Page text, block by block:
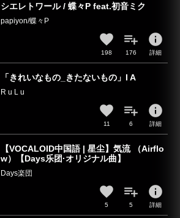
シエレトワール / 蝶々P feat.初音ミク
papiyon/蝶々P
198 176
info
詳細
「きれいなもの_きたないもの」I A
R u L u
11 6
info
詳細
【VOCALOID中国語 | 星尘】気流 （Airflo
w）【Days乐团·オリジナル曲】
Days楽団
5 5
info
詳細